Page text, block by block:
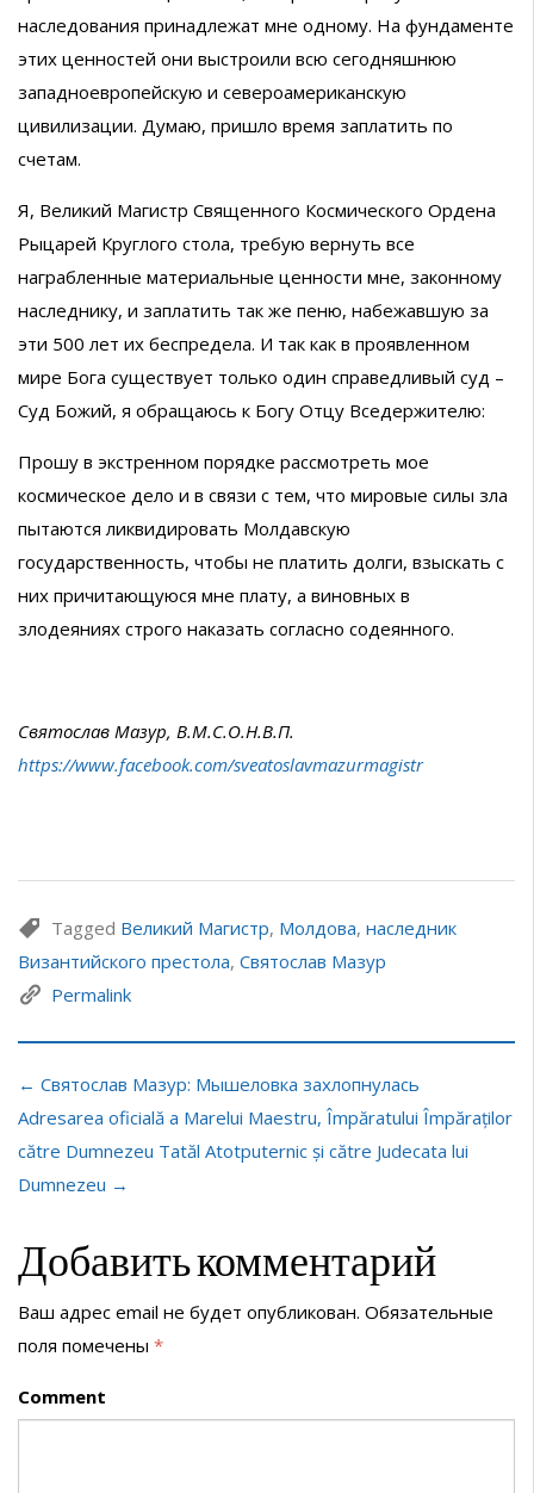
наследования принадлежат мне одному. На фундаменте
этих ценностей они выстроили всю сегодняшнюю
западноевропейскую и североамериканскую
цивилизации. Думаю, пришло время заплатить по
счетам.
Я, Великий Магистр Священного Космического Ордена
Рыцарей Круглого стола, требую вернуть все
награбленные материальные ценности мне, законному
наследнику, и заплатить так же пеню, набежавшую за
эти 500 лет их беспредела. И так как в проявленном
мире Бога существует только один справедливый суд –
Суд Божий, я обращаюсь к Богу Отцу Вседержителю:
Прошу в экстренном порядке рассмотреть мое
космическое дело и в связи с тем, что мировые силы зла
пытаются ликвидировать Молдавскую
государственность, чтобы не платить долги, взыскать с
них причитающуюся мне плату, а виновных в
злодеяниях строго наказать согласно содеянного.
Святослав Мазур, В.М.С.О.Н.В.П.
https://www.facebook.com/sveatoslavmazurmagistr
Tagged Великий Магистр, Молдова, наследник
Византийского престола, Святослав Мазур
Permalink
← Святослав Мазур: Мышеловка захлопнулась
Adresarea oficială a Marelui Maestru, Împăratului Împăraților
către Dumnezeu Tatăl Atotputernic și către Judecata lui
Dumnezeu →
Добавить комментарий
Ваш адрес email не будет опубликован. Обязательные
поля помечены *
Comment